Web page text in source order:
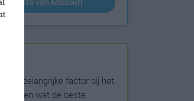
een belangrijke factor bij het
je weten wat de beste